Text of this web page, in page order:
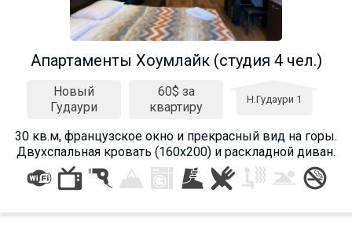
Aпартаменты Хоумлайк (студия 4 чел.)
Новый
Гудаури
60$ за
квартиру
Н.Гудаури 1
30 кв.м, французское окно и прекрасный вид на горы.
Двухспальная кровать (160х200) и раскладной диван.